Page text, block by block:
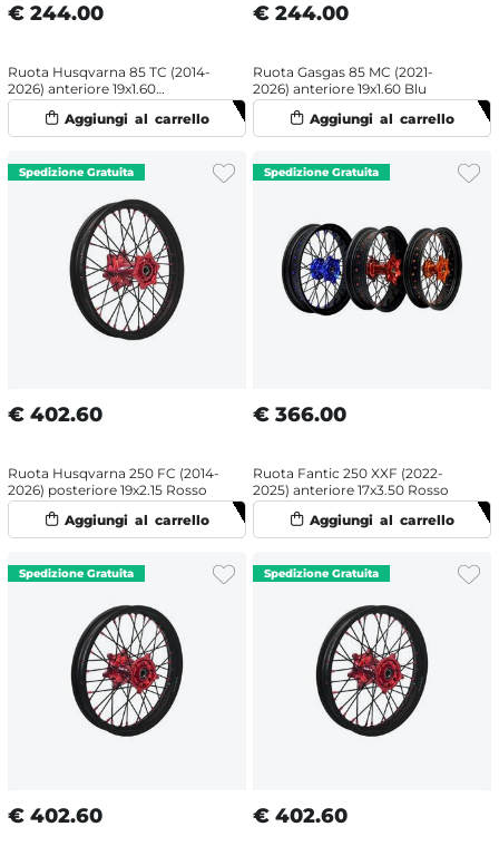
€ 244.00
Ruota Husqvarna 85 TC (2014-
2026) anteriore 19x1.60
Arancione
€ 244.00
Ruota Gasgas 85 MC (2021-
2026) anteriore 19x1.60 Blu
€ 402.60
Ruota Husqvarna 250 FC (2014-
2026) posteriore 19x2.15 Rosso
€ 366.00
Ruota Fantic 250 XXF (2022-
2025) anteriore 17x3.50 Rosso
€ 402.60 € 402.60